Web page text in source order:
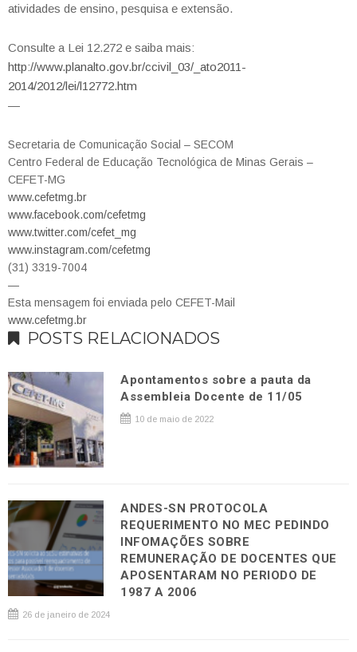
atividades de ensino, pesquisa e extensão.
Consulte a Lei 12.272 e saiba mais:
http://www.planalto.gov.br/ccivil_03/_ato2011-
2014/2012/lei/l12772.htm
—
Secretaria de Comunicação Social – SECOM
Centro Federal de Educação Tecnológica de Minas Gerais –
CEFET-MG
www.cefetmg.br
www.facebook.com/cefetmg
www.twitter.com/cefet_mg
www.instagram.com/cefetmg
(31) 3319-7004
—
Esta mensagem foi enviada pelo CEFET-Mail
www.cefetmg.br
POSTS RELACIONADOS
Apontamentos sobre a pauta da
Assembleia Docente de 11/05
10 de maio de 2022
ANDES-SN PROTOCOLA
REQUERIMENTO NO MEC PEDINDO
INFOMAÇÕES SOBRE
REMUNERAÇÃO DE DOCENTES QUE
APOSENTARAM NO PERIODO DE
1987 A 2006
26 de janeiro de 2024